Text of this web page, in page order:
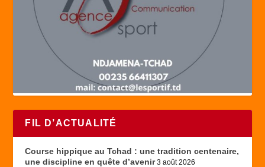
FIL D’ACTUALITÉ
Course hippique au Tchad : une tradition centenaire,
une discipline en quête d’avenir 3 août 2026